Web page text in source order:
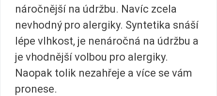
náročnější na údržbu. Navíc zcela
nevhodný pro alergiky. Syntetika snáší
lépe vlhkost, je nenáročná na údržbu a
je vhodnější volbou pro alergiky.
Naopak tolik nezahřeje a více se vám
pronese.